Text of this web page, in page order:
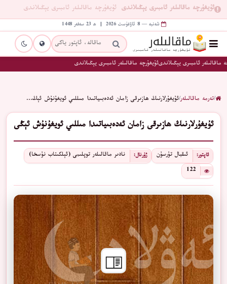
ئۇيغۇرچە ماقالىلەر ئامبىرى يېڭىلاندى ئۇيغۇرچە ماقالىلەر ئامبىرى يېڭىلاندى
شەنبە — 8 ئاۋغۇست 2026 | ھ 23 سەفەر 1448
ماقالىلەر ئامبىرى يېڭىلاندىئۇيغۇرچە ماقالىلەر ئامبىرى يېڭىلاندى
/تەرمە ماقالىلەر/ئۇيغۇرلارنىڭ ھازىرقى زامان ئەدەبىياتىدا مىللىي ئويغۇنۇش ئېڭ…
ئۇيغۇرلارنىڭ ھازىرقى زامان ئەدەبىياتىدا مىللىي ئويغۇنۇش ئېڭى
ئاپتور: ئىقبال تۇرسۇن ژۇرنال:
نادىر ماقالىلەر توپلىمى (ئېلكىتاب نۇسخا)
122